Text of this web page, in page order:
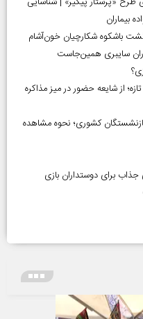
سایبری همین‌جاست
از شایعه حضور در میز مذاکره
تومانی بازنشستگان کشوری؛ نحوه مشاهده